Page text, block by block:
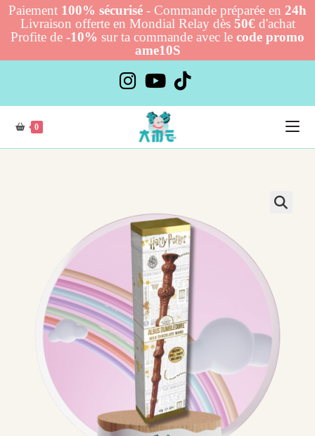
Paiement 100% sécurisé - Commande préparée en 24h
Livraison offerte en Mondial Relay dès 50€d'achat
Profite de -10% sur ta commande avec le code promo
ame10S
content
0